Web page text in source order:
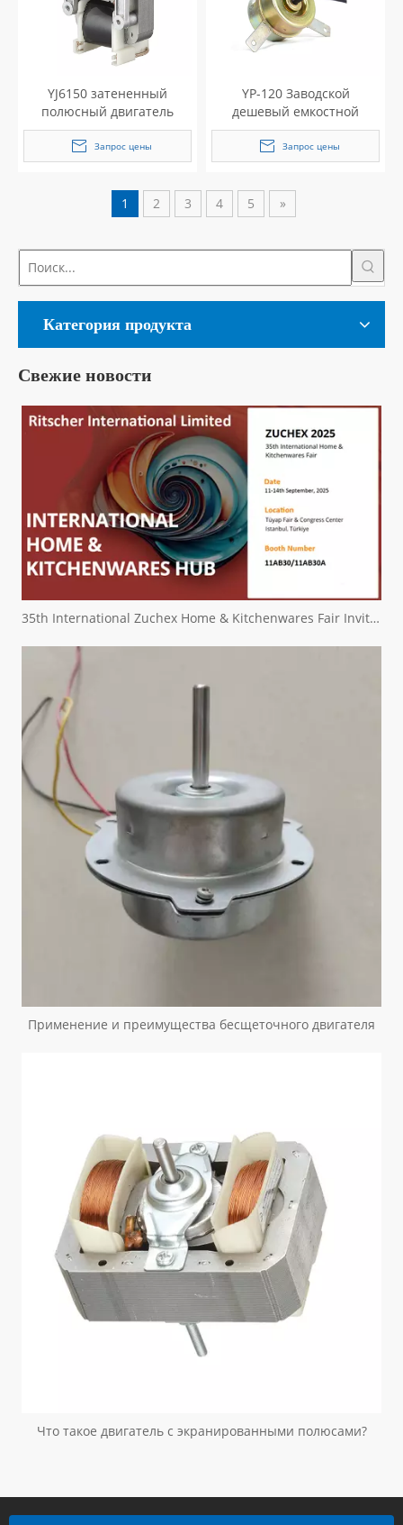
YJ6150 затененный
полюсный двигатель
Запрос цены
YP-120 Заводской
дешевый емкостной
двигатель
Запрос цены
1 2 3 4 5 »
Категория продукта
Свежие новости
35th International Zuchex Home & Kitchenwares Fair Invitation - Ritchcher International Limited
Применение и преимущества бесщеточного двигателя
Что такое двигатель с экранированными полюсами?